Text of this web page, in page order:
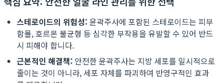
스테로이드의 위험성: 윤곽주사에 포함된 스테로이드는 피부
함몰, 호르몬 불균형 등 심각한 부작용을 유발할 수 있어 반드
시 피해야 합니다.
근본적인 해결책: 안전한 윤곽주사는 지방 세포를 일시적으로
줄이는 것이 아니라, 세포 자체를 파괴하여 반영구적인 효과